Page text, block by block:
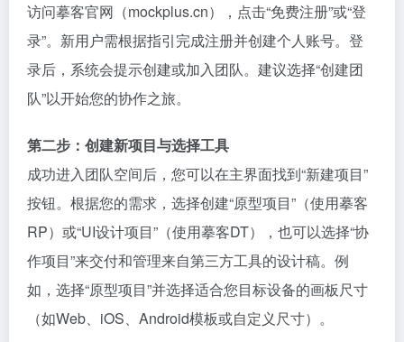
访问摹客官网（mockplus.cn），点击“免费注册”或“登
录”。新用户需根据指引完成注册并创建个人账号。登
录后，系统会提示创建或加入团队。建议选择“创建团
队”以开始您的协作之旅。
第二步：创建新项目与选择工具
成功进入团队空间后，您可以在主界面找到“新建项目”
按钮。根据您的需求，选择创建“原型项目”（使用摹客
RP）或“UI设计项目”（使用摹客DT），也可以选择“协
作项目”来交付和管理来自第三方工具的设计稿。例
如，选择“原型项目”并选择适合您目标设备的画板尺寸
（如Web、iOS、Android模板或自定义尺寸）。